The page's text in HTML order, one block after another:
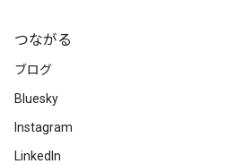
つながる
ブログ
Bluesky
Instagram
LinkedIn